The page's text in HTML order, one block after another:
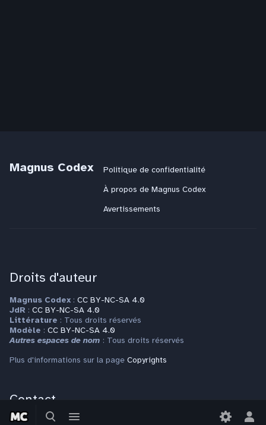
BasculerBasculer
le
Magnus Codex
Politique de confidentialité
À propos de Magnus Codex
Avertissements
Droits d'auteur
Magnus Codex : CC BY-NC-SA 4.0
JdR : CC BY-NC-SA 4.0
Littérature : Tous droits réservés
Modèle : CC BY-NC-SA 4.0
Autres espaces de nom : Tous droits réservés
Plus d'informations sur la page Copyrights
Contact
Pour toute question ou requête, veuillez vous adresser à